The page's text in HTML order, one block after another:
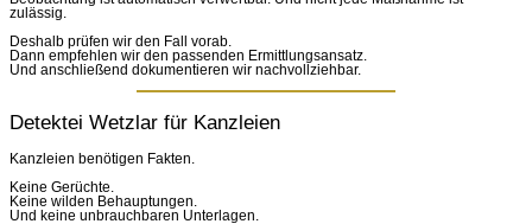
zulässig.
Deshalb prüfen wir den Fall vorab.
Dann empfehlen wir den passenden Ermittlungsansatz.
Und anschließend dokumentieren wir nachvollziehbar.
Detektei Wetzlar für Kanzleien
Kanzleien benötigen Fakten.
Keine Gerüchte.
Keine wilden Behauptungen.
Und keine unbrauchbaren Unterlagen.